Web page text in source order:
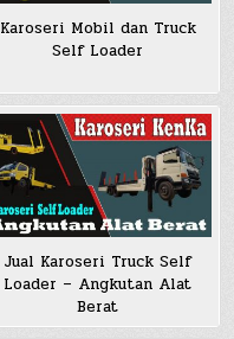
Karoseri Mobil dan Truck
Self Loader
Jual Karoseri Truck Self
Loader – Angkutan Alat
Berat